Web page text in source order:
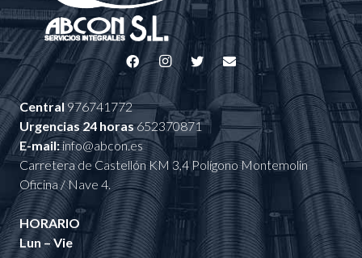
Central976741772
Urgencias 24 horas652370871
E-mail:info@abcon.es
Carretera de Castellón KM 3,4 Polígono Montemolin
Oficina / Nave 4.
HORARIO
Lun – Vie